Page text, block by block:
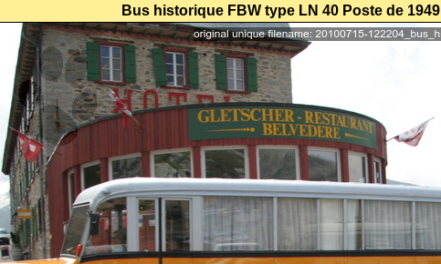
Bus historique FBW type LN 40 Poste de 1949